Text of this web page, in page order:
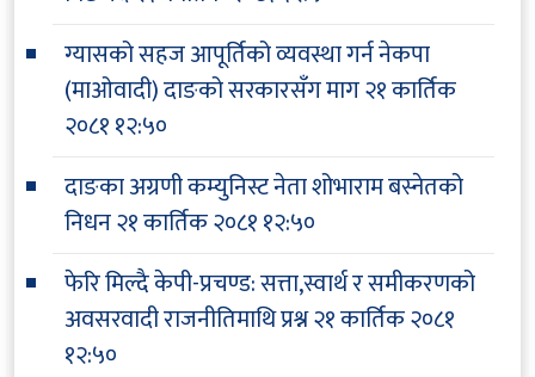
ग्यासको सहज आपूर्तिको व्यवस्था गर्न नेकपा
(माओवादी) दाङको सरकारसँग माग२१ कार्तिक
२०८१ १२:५०
दाङका अग्रणी कम्युनिस्ट नेता शोभाराम बस्नेतको
निधन२१ कार्तिक २०८१ १२:५०
फेरि मिल्दै केपी-प्रचण्ड: सत्ता,स्वार्थ र समीकरणको
अवसरवादी राजनीतिमाथि प्रश्न२१ कार्तिक २०८१
१२:५०